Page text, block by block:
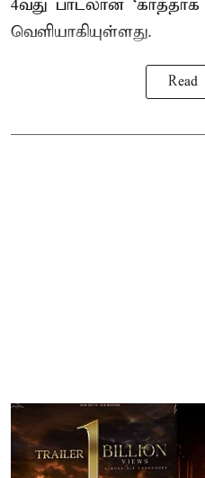
4வது பாடலான
வெளியாகியுள்ளது.
Read